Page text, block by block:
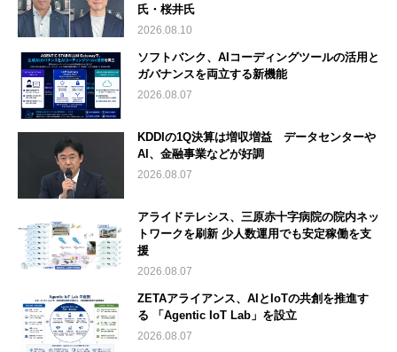
氏・桜井氏
2026.08.10
ソフトバンク、AIコーディングツールの活用と
ガバナンスを両立する新機能
2026.08.07
KDDIの1Q決算は増収増益 データセンターや
AI、金融事業などが好調
2026.08.07
アライドテレシス、三原赤十字病院の院内ネッ
トワークを刷新 少人数運用でも安定稼働を支
援
2026.08.07
ZETAアライアンス、AIとIoTの共創を推進す
る 「Agentic IoT Lab」を設立
2026.08.07